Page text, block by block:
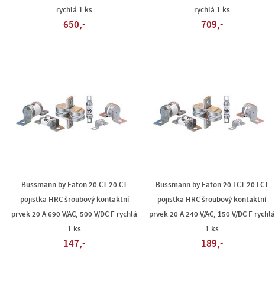
rychlá 1 ks
650,-
rychlá 1 ks
709,-
Bussmann by Eaton 20 CT 20 CT
pojistka HRC šroubový kontaktní
prvek 20 A 690 V/AC, 500 V/DC F rychlá
1 ks
147,-
Bussmann by Eaton 20 LCT 20 LCT
pojistka HRC šroubový kontaktní
prvek 20 A 240 V/AC, 150 V/DC F rychlá
1 ks
189,-